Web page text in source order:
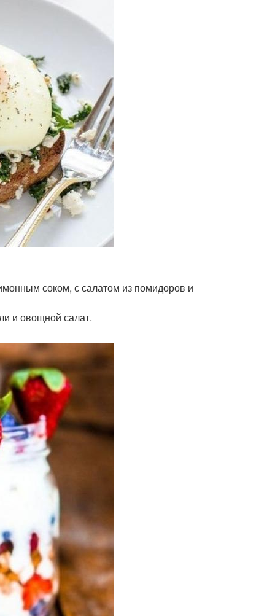
соком, с салатом из помидоров и
и овощной салат.